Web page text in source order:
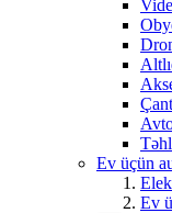
Ev üçün
Ev